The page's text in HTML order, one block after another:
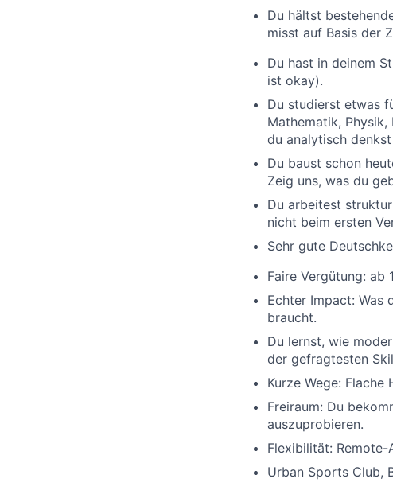
Du hältst
misst auf Basis der
Du hast in deinem
ist okay).
Du studierst etwas
Mathematik,
du analytisch
Du baust schon
Zeig uns, was du
Du arbeitest
nicht beim ersten
Sehr gute
Faire Vergütung: ab
Echter Impact: Was
braucht.
Du lernst, wie
der gefragtesten
Kurze Wege:
Freiraum: Du
auszuprobieren.
Flexibilität:
Urban Sports Club,